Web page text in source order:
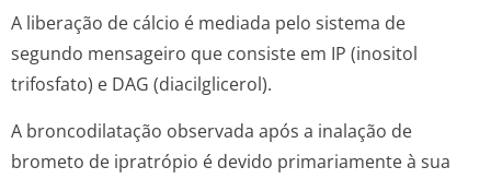
A liberação de cálcio é mediada pelo sistema de
segundo mensageiro que consiste em IP (inositol
trifosfato) e DAG (diacilglicerol).
A broncodilatação observada após a inalação de
brometo de ipratrópio é devido primariamente à sua